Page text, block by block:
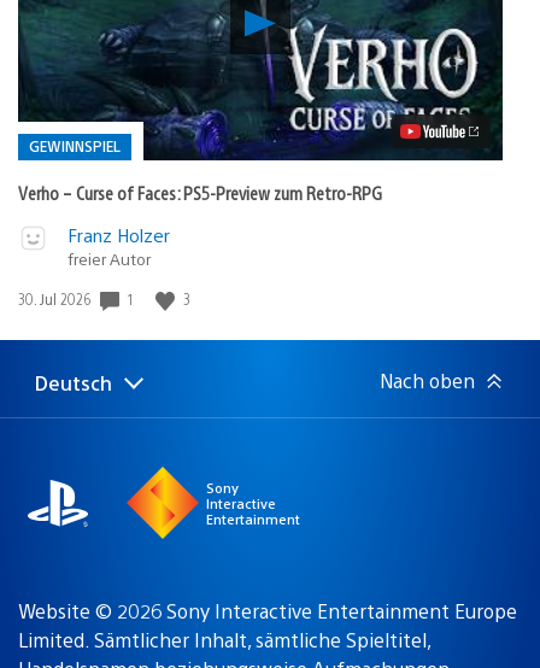
Verho
–
Curse
of
Faces:
PS5-
Preview
zum
Retro-
GEWINNSPIEL
Verho – Curse of Faces: PS5-Preview zum Retro-RPG
Veröffentlicht
Gewinnspiel
Franz Holzer
freier Autor
Veröffentlichungsdatum:
30. Jul 2026 1 3
Select
Aktuelle
Deutsch Nach oben
Sony
Interactive
Entertainment
Website © 2026 Sony Interactive Entertainment Europe
Limited. Sämtlicher Inhalt, sämtliche Spieltitel,